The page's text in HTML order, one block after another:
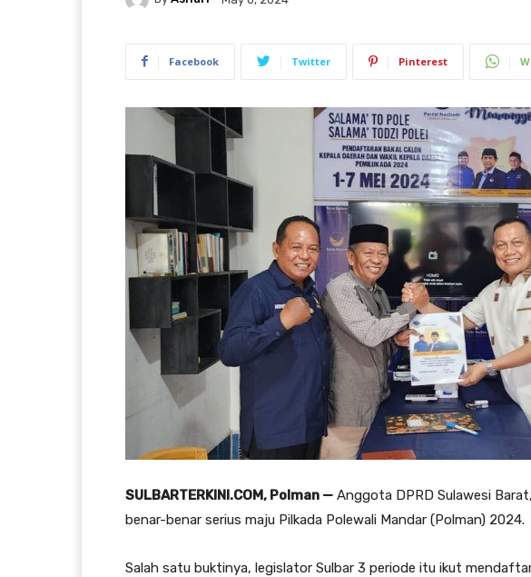
Facebook Twitter Pinterest
SULBARTERKINI.COM, Polman — Anggota DPRD Sulawesi
benar-benar serius maju Pilkada Polewali Mandar (Polman) 2024.
Salah satu buktinya, legislator Sulbar 3 periode itu ikut